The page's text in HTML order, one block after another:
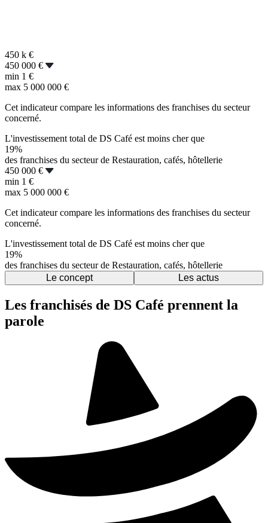
450 k €
450 000 €
min 1 €
max 5 000 000 €
Cet indicateur compare les informations des franchises du secteur
concerné.
L'investissement total de DS Café est moins cher que
19%
des franchises du secteur de Restauration, cafés, hôtellerie
450 000 €
min 1 €
max 5 000 000 €
Cet indicateur compare les informations des franchises du secteur
concerné.
L'investissement total de DS Café est moins cher que
19%
des franchises du secteur de Restauration, cafés, hôtellerie
Le concept
Les actus
Les franchisés de DS Café prennent la
parole